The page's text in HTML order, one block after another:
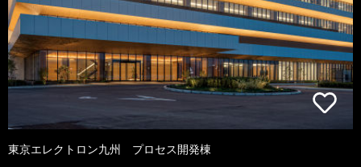
東京エレクトロン九州 プロセス開発棟